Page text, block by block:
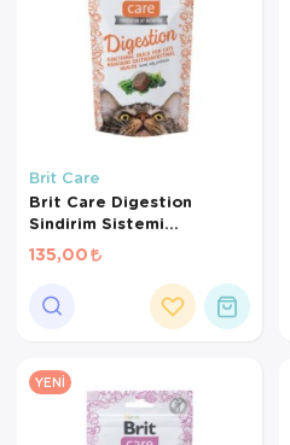
Brit Care
Brit Care Digestion
Sindirim Sistemi
Destekleyici Tahılsız Kedi
Ödül Maması 50gr
135,00
YENI